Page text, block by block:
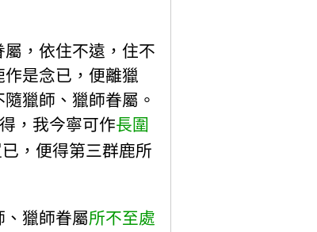
，依住不遠，住不
是念已，便離獵
獵師、獵師眷屬。
，我今寧可作長圍
，便得第三群鹿所
、獵師眷屬所不至處